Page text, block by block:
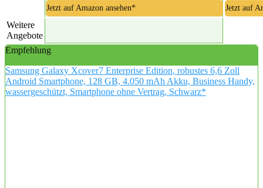
Jetzt auf Amazon ansehen* Jetzt auf
Weitere
Angebote
Empfehlung
Samsung Galaxy Xcover7 Enterprise Edition, robustes 6,6 Zoll
Android Smartphone, 128 GB, 4.050 mAh Akku, Business Handy,
wassergeschützt, Smartphone ohne Vertrag, Schwarz*